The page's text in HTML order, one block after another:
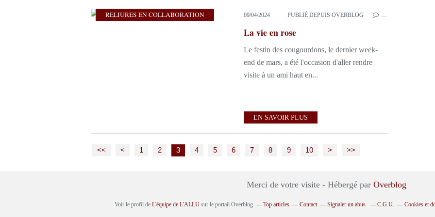
RELIURES EN COLLABORATION 09/04/2024 PUBLIÉ DEPUIS OVERBLOG …
La vie en rose
Le festin des cougourdons, le dernier week-
end de mars, a été l'occasion d'aller rendre
visite à un ami haut en...
EN SAVOIR PLUS
<< < 1 2 3 4 5 6 7 8 9 10 > >>
Merci de votre visite - Hébergé par Overblog
Voir le profil de L'équipe de L'ALLU sur le portail Overblog Top articles Contact Signaler un abus C.G.U. Cookies et